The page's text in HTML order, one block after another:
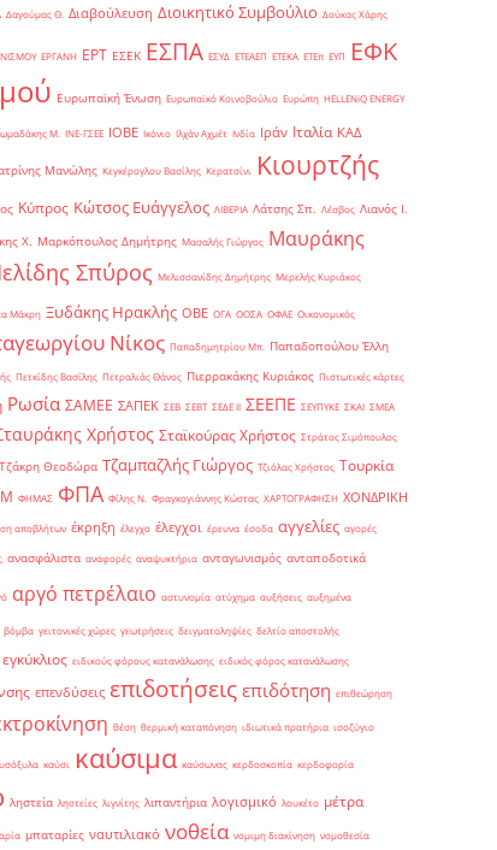
Δαγούμας Θ. Διαβούλευση Διοικητικό Συμβούλιο Δούκας Χάρης
ΕΡΓΑΝΗ ΕΡΤ ΕΣΕΚ ΕΣΠΑ ΕΣΥΔ ΕΤΕΑΕΠ ΕΤΕΚΑ ΕΤΕπ ΕΥΠ ΕΦΚ
Ευρωπαϊκή Ένωση Ευρωπαϊκό Κοινοβούλιο Ευρώπη ΗELLENiQ ENERGY
Μ. ΙΝΕ-ΓΣΕΕ ΙΟΒΕ Ικόνιο Ιλχάν Αχμέτ Ινδία Ιράν Ιταλία ΚΑΔ
Μανώλης Κεγκέρογλου Βασίλης Κερατσίνι
Κιουρτζής
Κύπρος Κώτσος Ευάγγελος ΛΙΒΕΡΙΑ Λάτσης Σπ. Λέσβος Λιανός Ι.
Χ. Μαρκόπουλος Δημήτρης Μασαλής Γιώργος Μαυράκης
Σπύρος Μελισσανίδης Δημήτρης Μερελής Κυριάκος
Μάκρη Ξυδάκης Ηρακλής ΟΒΕ ΟΓΑ ΟΟΣΑ ΟΦΑΕ Οικονομικός
Νίκος Παπαδημητρίου Μπ. Παπαδοπούλου Έλλη
Πετκίδης Βασίλης Πετραλιάς Θάνος Πιερρακάκης Κυριάκος Πιστωτικές κάρτες
Ρωσία ΣΑΜΕΕ ΣΑΠΕΚ ΣΕΒ ΣΕΒΤ ΣΕΔΕ ΙΙ ΣΕΕΠΕ ΣΕΥΠΥΚΕ ΣΚΑΙ ΣΜΕΑ
Χρήστος Σταϊκούρας Χρήστος Στράτος Σιμόπουλος
Τζάκρη Θεοδώρα Τζαμπαζλής Γιώργος Τζιόλας Χρήστος Τουρκία
ΦΗΜΑΣ ΦΠΑ Φίλης Ν. Φραγκογιάννης Κώστας ΧΑΡΤΟΓΡΑΦΗΣΗ ΧΟΝΔΡΙΚΗ
αποβλήτων έκρηξη έλεγχο έλεγχοι έρευνα έσοδα αγγελίες αγορές
ανασφάλιστα αναφορές αναψυκτήρια ανταγωνισμός ανταποδοτικά
αργό πετρέλαιο αστυνομία ατύχημα αυξήσεις αυξημένα
βόμβα γειτονικές χώρες γεωτρήσεις δειγματοληψίες δελτίο αποστολής
εγκύκλιος ειδικούς φόρους κατανάλωσης ειδικός φόρος κατανάλωσης
επενδύσεις επιδοτήσεις επιδότηση επιθεώρηση
θέση θερμική καταπόνηση ιδιωτικά πρατήρια ισοζύγιο
καύσι καύσιμα καύσωνας κερδοσκοπία κερδοφορία
ληστεία ληστείες λιγνίτης λιπαντήρια λογισμικό λουκέτο μέτρα
μπαταρίες ναυτιλιακό νοθεία νομιμη διακίνηση νομοθεσία